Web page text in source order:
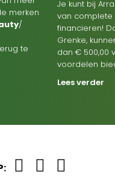
merken
/
te
Je kunt bij
van complete
financieren!
Grenke,
dan € 500,00
voordelen
Lees verder